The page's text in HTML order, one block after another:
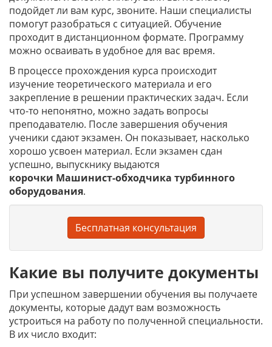
подойдет ли вам курс, звоните. Наши специалисты
помогут разобраться с ситуацией. Обучение
проходит в дистанционном формате. Программу
можно осваивать в удобное для вас время.
В процессе прохождения курса происходит
изучение теоретического материала и его
закрепление в решении практических задач. Если
что-то непонятно, можно задать вопросы
преподавателю. После завершения обучения
ученики сдают экзамен. Он показывает, насколько
хорошо усвоен материал. Если экзамен сдан
успешно, выпускнику выдаются
корочки Машинист-обходчика турбинного
оборудования.
Бесплатная консультация
Какие вы получите документы
При успешном завершении обучения вы получаете
документы, которые дадут вам возможность
устроиться на работу по полученной специальности.
В их число входит: